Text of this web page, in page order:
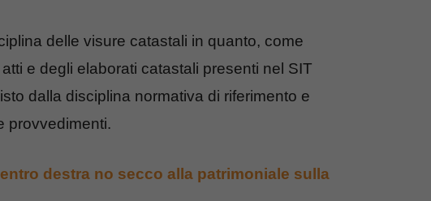
delle visure catastali in quanto, come
e degli elaborati catastali presenti nel SIT
dalla disciplina normativa di riferimento e
provvedimenti.
destra no secco alla patrimoniale sulla